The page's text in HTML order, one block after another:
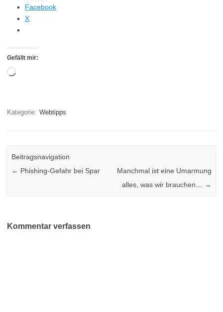
Facebook
X
Gefällt mir:
Wird
Kategorie: Webtipps
Beitragsnavigation
← Phishing-Gefahr bei Spar
Manchmal ist eine Umarmung
alles, was wir brauchen… →
Kommentar verfassen